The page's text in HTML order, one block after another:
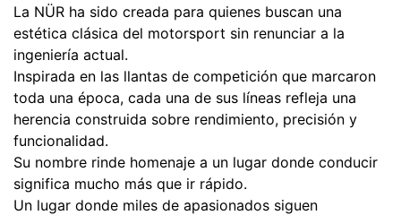
La NÜR ha sido creada para quienes buscan una
estética clásica del motorsport sin renunciar a la
ingeniería actual.
Inspirada en las llantas de competición que marcaron
toda una época, cada una de sus líneas refleja una
herencia construida sobre rendimiento, precisión y
funcionalidad.
Su nombre rinde homenaje a un lugar donde conducir
significa mucho más que ir rápido.
Un lugar donde miles de apasionados siguen